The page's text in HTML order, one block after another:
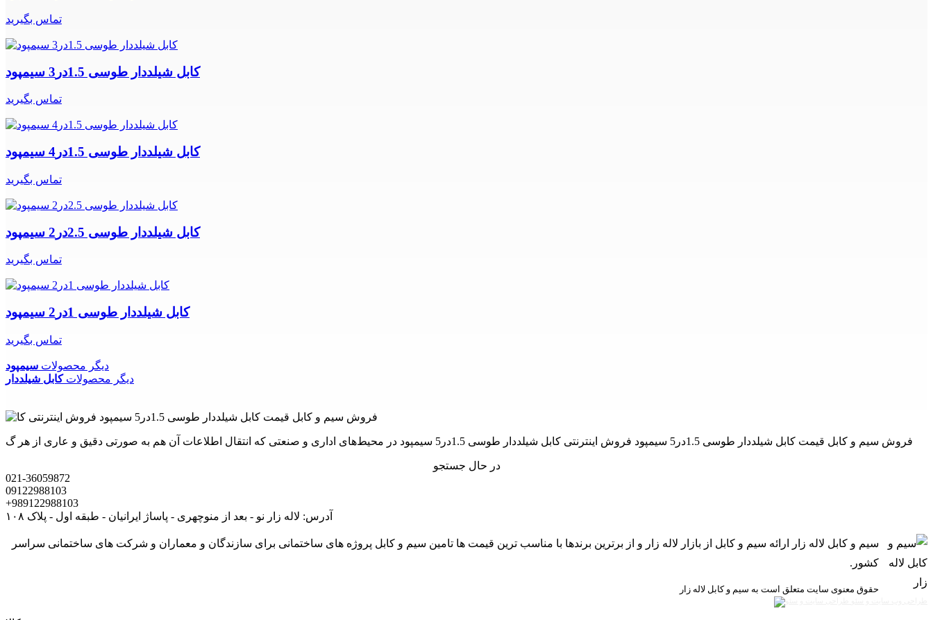
تماس بگیرید
کابل شیلددار طوسی 1.5در3 سیمپود
تماس بگیرید
کابل شیلددار طوسی 1.5در4 سیمپود
تماس بگیرید
کابل شیلددار طوسی 2.5در2 سیمپود
تماس بگیرید
کابل شیلددار طوسی 1در2 سیمپود
تماس بگیرید
دیگر محصولات سیمپود
دیگر محصولاتکابل شیلددار
فروش سیم و کابل قیمت کابل شیلددار طوسی 1.5در5 سیمپود فروش اینترنتی کابل شیلددار طوسی 1.5در5 سیمپود در محیط‌های اداری و صنعتی که انتقال اطلاعات آن‌ هم به صورتی دقیق و عاری از هر گ
در حال جستجو
021-36059872
09122988103
+989122988103
آدرس: لاله زار نو - بعد از منوچهری - پاساژ ایرانیان - طبقه اول - پلاک ۱۰۸
سیم و کابل لاله زار ارائه سیم و کابل از بازار لاله زار و از برترین برندها با مناسب ترین قیمت ها تامین سیم و کابل پروژه های ساختمانی برای سازندگان و معماران و شرکت های ساختمانی سراسر
کشور.
حقوق معنوی سایت متعلق است به سیم و کابل لاله زار